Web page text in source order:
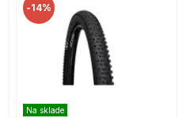
-14%
Na sklade